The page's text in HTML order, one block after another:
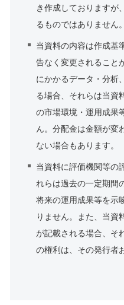
き作成しておりますが
るものではありません。
当資料の内容は作成基
告なく変更されること
にかかるデータ・分析
る場合、それらは当資
の市場環境・運用成果
ん。分配金は金額が変
ない場合もあります。
当資料に評価機関等の
れらは過去の一定期間
将来の運用成果等を示
りません。また、当資
が記載される場合、そ
の権利は、その発行者